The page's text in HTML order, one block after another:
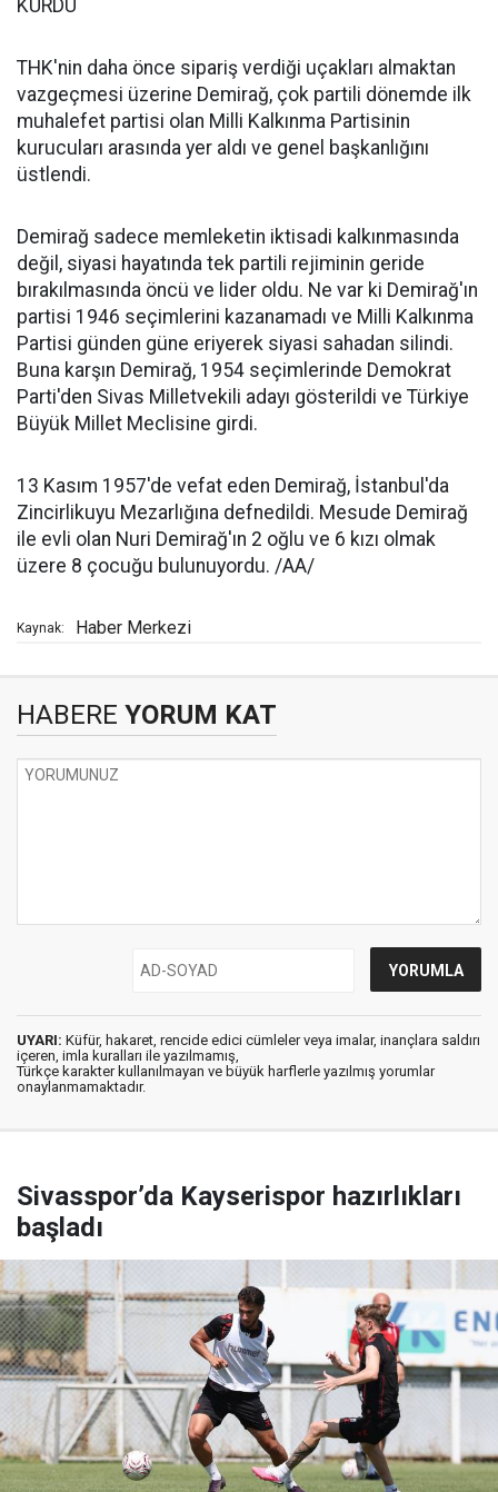
KURDU
THK'nin daha önce sipariş verdiği uçakları almaktan
vazgeçmesi üzerine Demirağ, çok partili dönemde ilk
muhalefet partisi olan Milli Kalkınma Partisinin
kurucuları arasında yer aldı ve genel başkanlığını
üstlendi.
Demirağ sadece memleketin iktisadi kalkınmasında
değil, siyasi hayatında tek partili rejiminin geride
bırakılmasında öncü ve lider oldu. Ne var ki Demirağ'ın
partisi 1946 seçimlerini kazanamadı ve Milli Kalkınma
Partisi günden güne eriyerek siyasi sahadan silindi.
Buna karşın Demirağ, 1954 seçimlerinde Demokrat
Parti'den Sivas Milletvekili adayı gösterildi ve Türkiye
Büyük Millet Meclisine girdi.
13 Kasım 1957'de vefat eden Demirağ, İstanbul'da
Zincirlikuyu Mezarlığına defnedildi. Mesude Demirağ
ile evli olan Nuri Demirağ'ın 2 oğlu ve 6 kızı olmak
üzere 8 çocuğu bulunuyordu. /AA/
Kaynak: Haber Merkezi
HABERE YORUM KAT
UYARI: Küfür, hakaret, rencide edici cümleler veya imalar, inançlara saldırı
içeren, imla kuralları ile yazılmamış,
Türkçe karakter kullanılmayan ve büyük harflerle yazılmış yorumlar
onaylanmamaktadır.
Sivasspor’da Kayserispor hazırlıkları
başladı